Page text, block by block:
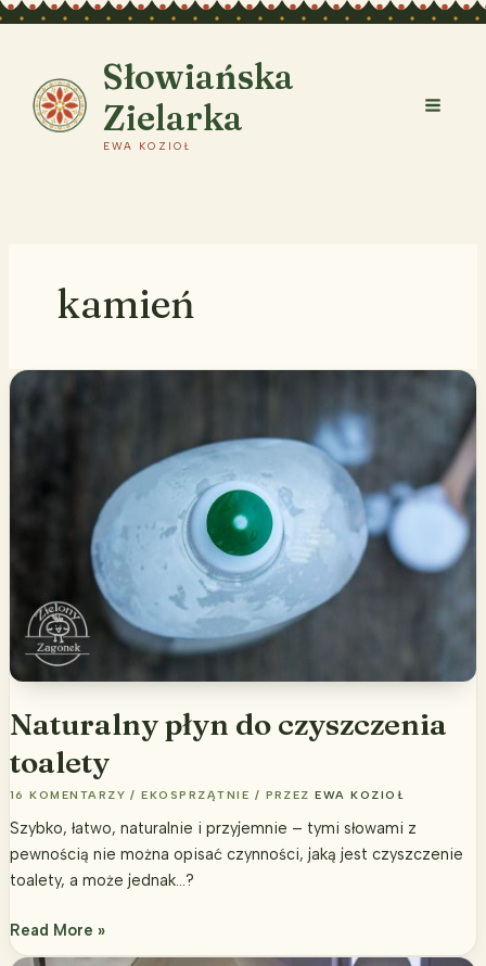
Przejdź
Słowiańska
Zielarka
EWA KOZIOŁ
kamień
Naturalny płyn do czyszczenia
toalety
16 KOMENTARZY /EKOSPRZĄTNIE / PRZEZEWA KOZIOŁ
Szybko, łatwo, naturalnie i przyjemnie – tymi słowami z
pewnością nie można opisać czynności, jaką jest czyszczenie
toalety, a może jednak…?
Naturalny
płyn
Read More »